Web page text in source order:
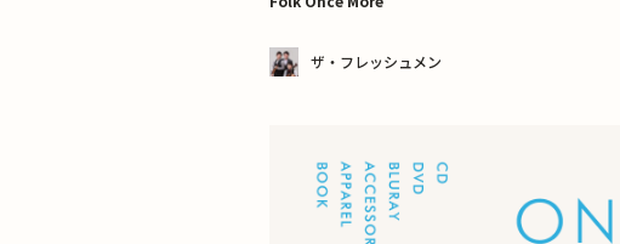
ザ・フレッシュメン